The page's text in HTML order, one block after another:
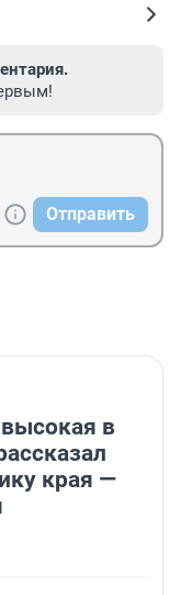
Отправить
в
края —